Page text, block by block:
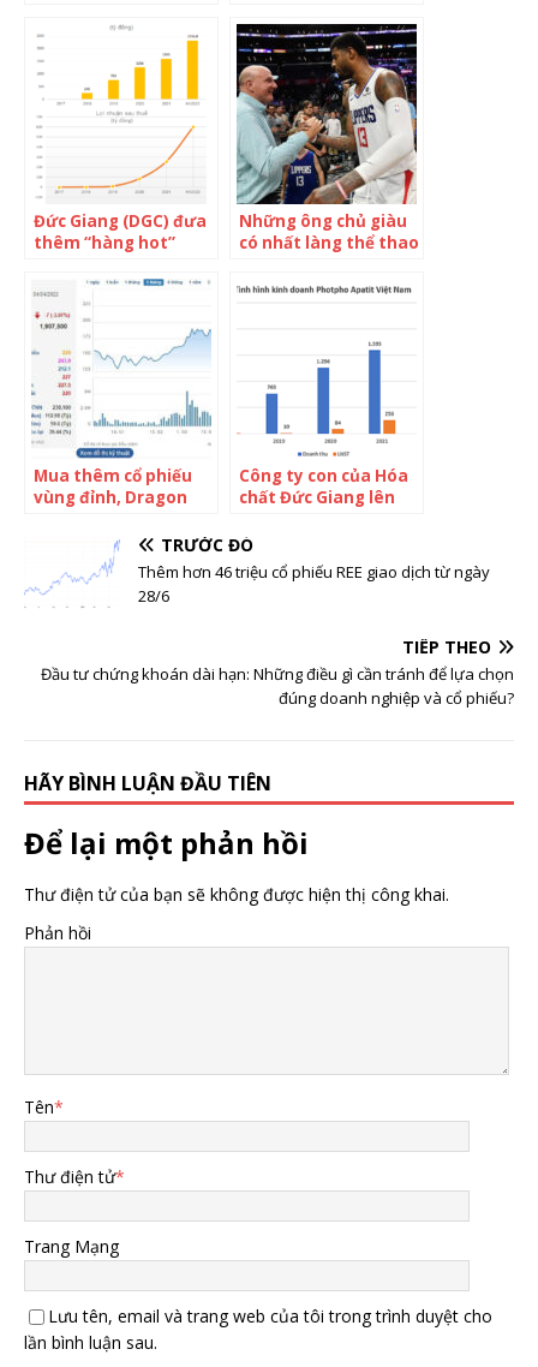
Quốc của Forbes: Từ
cậu bé nghèo khó,
nhịn đói để tiết kiệm
đến khối tài sản
nghìn tỷ đồng
hạng top người giàu
Đức Giang (DGC) đưa
thêm “hàng hot”
sàn: quý 1 lãi 350 tỷ
đồng cao hơn cả vốn
điều lệ, trả cổ tức tiền
mặt 200%
Những ông chủ giàu
có nhất làng thể thao
Abramovich rớt khỏi
Mua thêm cổ phiếu
vùng đỉnh, Dragon
đông lớn của Hóa
chất Đức Giang (DGC)
Công ty con của Hóa
chất Đức Giang lên
120.000 đồng/cp
TRƯỚC ĐÓ
Thêm hơn 46 triệu cổ phiếu REE giao dịch từ ngày
28/6
TIẾP THEO
Đầu tư chứng khoán dài hạn: Những điều gì cần tránh để lựa chọn
đúng doanh nghiệp và cổ phiếu?
HÃY BÌNH LUẬN ĐẦU TIÊN
Để lại một phản hồi
Thư điện tử của bạn sẽ không được hiện thị công khai.
Phản hồi
Tên*
Thư điện tử*
Trang Mạng
Lưu tên, email và trang web của tôi trong trình duyệt cho
lần bình luận sau.